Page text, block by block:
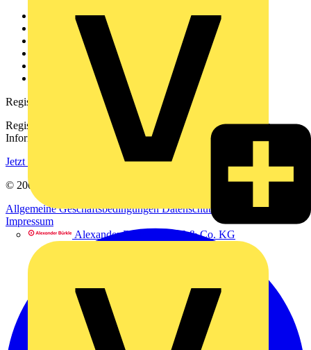
Alexander Bürkle GmbH & Co. KG
Weitere Links
Downloadbereich (PDFs)
Häufig gestellte Fragen
voltimum.com
Registrierung
Registrieren Sie sich kostenlos und erhalten Sie stets aktuelle
Informationen aus der Elektroindustrie.
Jetzt registrieren
© 2002-
Allgemeine GeschäftsbedingungenDatenschutzerklärung
Impressum